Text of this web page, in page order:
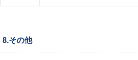
8.その他